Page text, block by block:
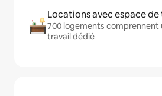
Locations avec espace
700 logements comprennent
travail dédié